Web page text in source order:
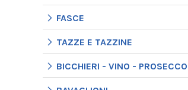
FASCE
TAZZE E TAZZINE
BICCHIERI - VINO - PROSECCO